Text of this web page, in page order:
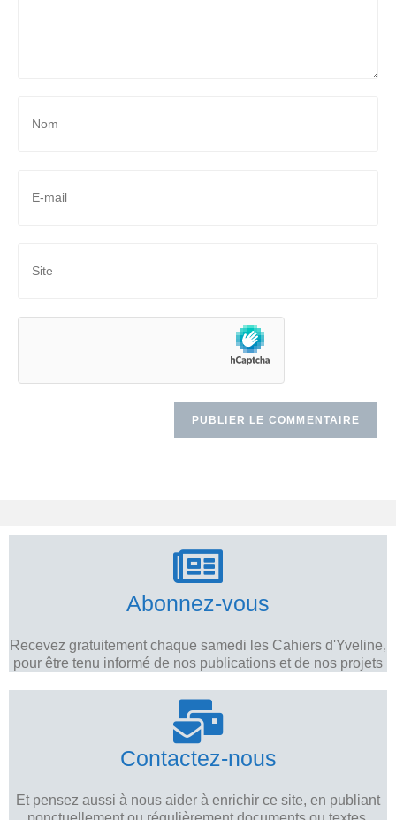
Abonnez-vous
Recevez gratuitement chaque samedi les Cahiers d'Yveline,
pour être tenu informé de nos publications et de nos projets
Contactez-nous
Et pensez aussi à nous aider à enrichir ce site, en publiant